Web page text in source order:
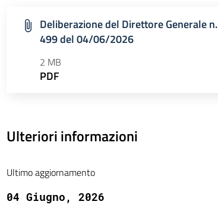
Deliberazione del Direttore Generale n.
499 del 04/06/2026
2 MB
PDF
Ulteriori informazioni
Ultimo aggiornamento
04 Giugno, 2026